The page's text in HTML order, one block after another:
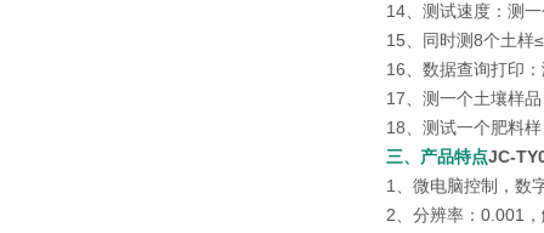
14、测试速度：测
15、同时测8个土样
16、数据查询打印
17、测一个土壤样
18、测试一个肥料
三、产品特点JC-
1、微电脑控制，数
2、分辨率：0.001